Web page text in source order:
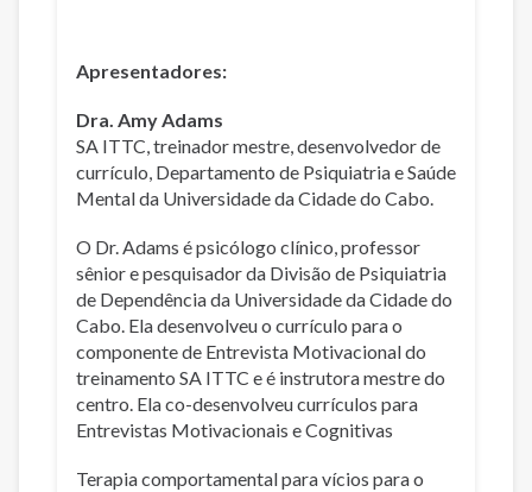
Apresentadores:
Dra. Amy Adams
SA ITTC, treinador mestre, desenvolvedor de
currículo, Departamento de Psiquiatria e Saúde
Mental da Universidade da Cidade do Cabo.
O Dr. Adams é psicólogo clínico, professor
sênior e pesquisador da Divisão de Psiquiatria
de Dependência da Universidade da Cidade do
Cabo. Ela desenvolveu o currículo para o
componente de Entrevista Motivacional do
treinamento SA ITTC e é instrutora mestre do
centro. Ela co-desenvolveu currículos para
Entrevistas Motivacionais e Cognitivas
Terapia comportamental para vícios para o